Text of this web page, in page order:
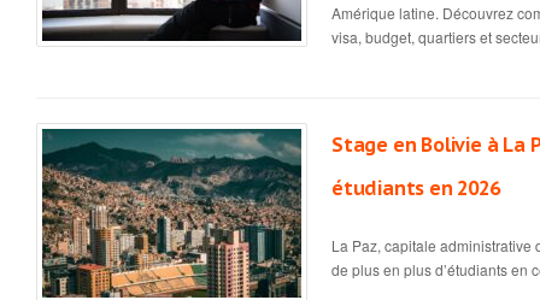
Amérique latine. Découvrez
visa, budget, quartiers et
Stage en Bolivie à La
étudiants en 2026
La Paz, capitale administrative
de plus en plus d’étudiants en